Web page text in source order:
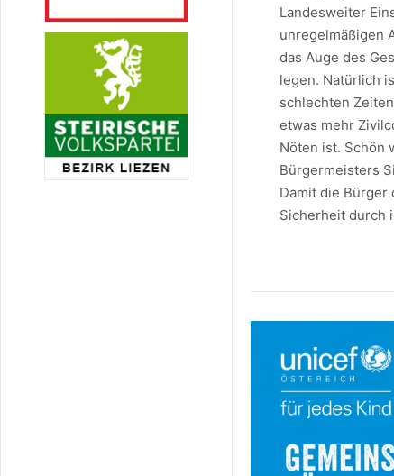
Landesweiter
unregelmäßigen
das Auge des
legen. Natürlich
schlechten
etwas mehr
Nöten ist. Schön
Bürgermeisters
Damit die Bürger
Sicherheit durch